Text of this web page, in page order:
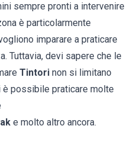
sempre pronti a intervenire
è particolarmente
imparare a praticare
Tuttavia, devi sapere che le
Tintori non si limitano
possibile praticare molte
e molto altro ancora.